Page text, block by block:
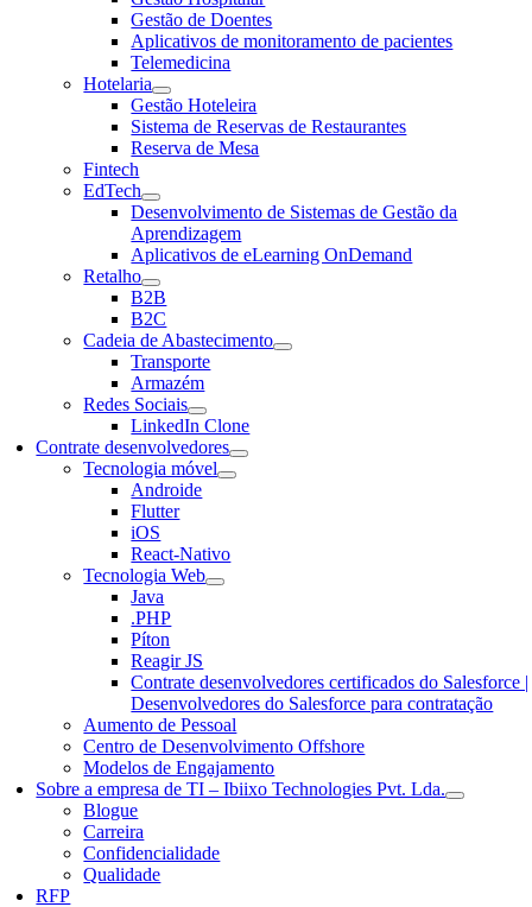
Gestão de Doentes
Aplicativos de monitoramento de pacientes
Telemedicina
Hotelaria
Gestão Hoteleira
Sistema de Reservas de Restaurantes
Reserva de Mesa
Fintech
EdTech
Desenvolvimento de Sistemas de Gestão da
Aprendizagem
Aplicativos de eLearning OnDemand
Retalho
B2B
B2C
Cadeia de Abastecimento
Transporte
Armazém
Redes Sociais
LinkedIn Clone
Contrate desenvolvedores
Tecnologia móvel
Androide
Flutter
iOS
React-Nativo
Tecnologia Web
Java
.PHP
Píton
Reagir JS
Contrate desenvolvedores certificados do Salesforce |
Desenvolvedores do Salesforce para contratação
Aumento de Pessoal
Centro de Desenvolvimento Offshore
Modelos de Engajamento
Sobre a empresa de TI – Ibiixo Technologies Pvt. Lda.
Blogue
Carreira
Confidencialidade
Qualidade
RFP